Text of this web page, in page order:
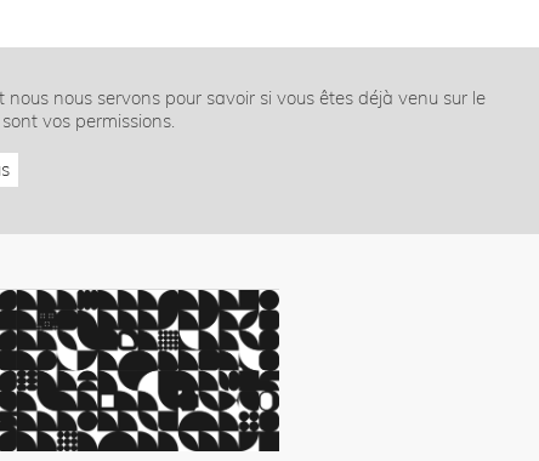
nous servons pour savoir si vous êtes déjà venu sur le
vos permissions.